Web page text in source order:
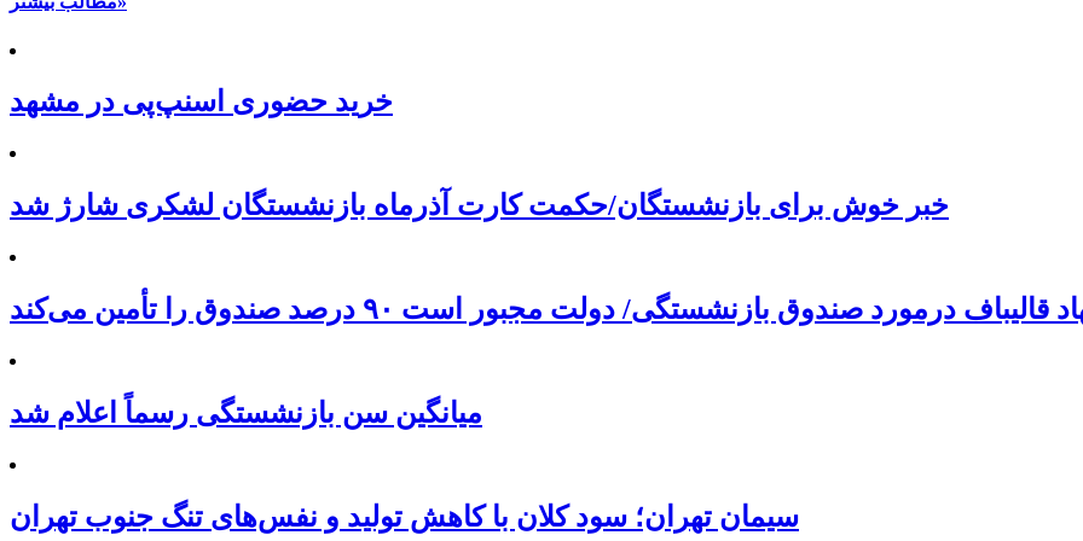
خرید حضوری اسنپ‌پی در مشهد
خبر خوش برای بازنشستگان/حکمت کارت آذرماه بازنشستگان لشکری شارژ شد
قالیباف درمورد صندوق بازنشستگی/ دولت مجبور است ۹۰ درصد صندوق را تأمین می‌کند
میانگین سن بازنشستگی رسماً اعلام شد
سیمان تهران؛ سود کلان با کاهش تولید و نفس‌های تنگ جنوب تهران